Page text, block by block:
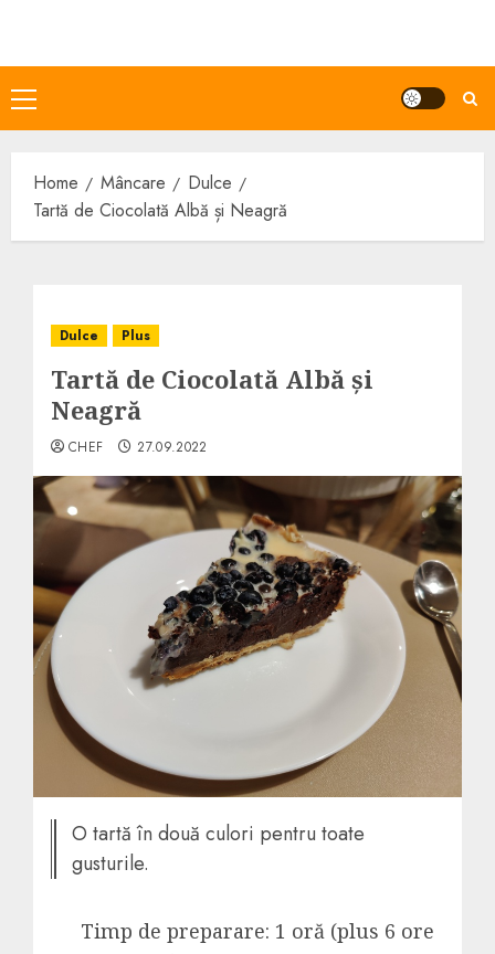
content
Primary
Menu
Home Mâncare
Dulce
Tartă de Ciocolată Albă și Neagră
Dulce Plus
Tartă de Ciocolată Albă și
Neagră
CHEF 27.09.2022
O tartă în două culori pentru toate
gusturile.
Timp de preparare: 1 oră (plus 6 ore